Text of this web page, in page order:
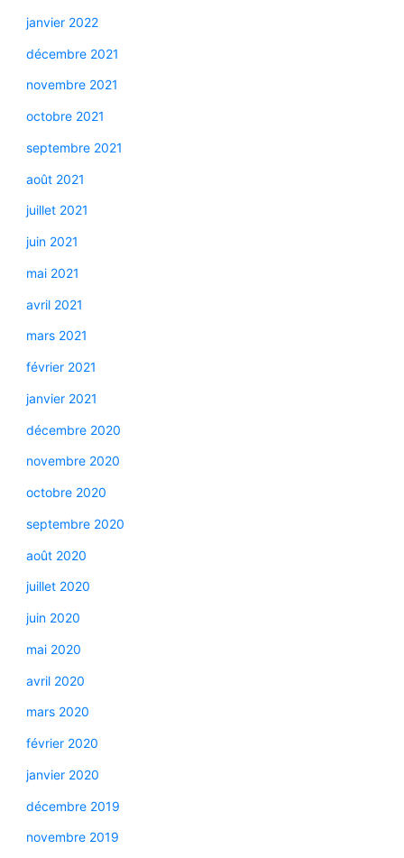
janvier 2022
décembre 2021
novembre 2021
octobre 2021
septembre 2021
août 2021
juillet 2021
juin 2021
mai 2021
avril 2021
mars 2021
février 2021
janvier 2021
décembre 2020
novembre 2020
octobre 2020
septembre 2020
août 2020
juillet 2020
juin 2020
mai 2020
avril 2020
mars 2020
février 2020
janvier 2020
décembre 2019
novembre 2019